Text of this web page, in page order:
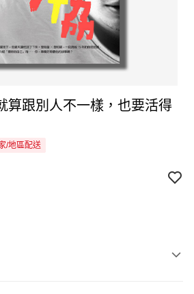
算跟別人不一樣，也要活得
/地區配送